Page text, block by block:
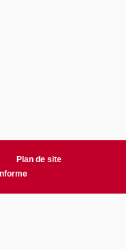
Plan de site